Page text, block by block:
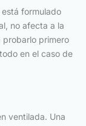
formulado
no afecta a la
probarlo primero
en el caso de
ventilada. Una